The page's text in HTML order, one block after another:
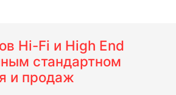
Hi-Fi и High End
стандартном
и продаж